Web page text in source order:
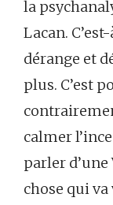
la
Lacan.
dérange et
plus. C’est
calmer
parler d’une
chose qui